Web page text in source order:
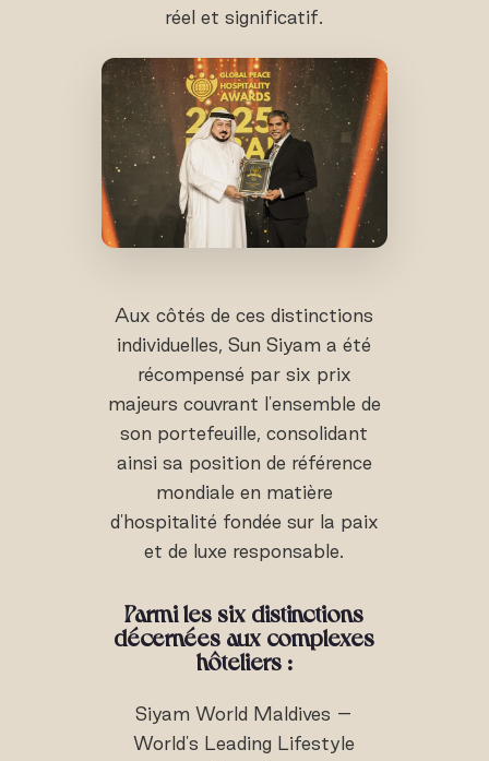
réel et significatif.
Aux côtés de ces distinctions
individuelles, Sun Siyam a été
récompensé par six prix
majeurs couvrant l'ensemble de
son portefeuille, consolidant
ainsi sa position de référence
mondiale en matière
d'hospitalité fondée sur la paix
et de luxe responsable.
Parmi les six distinctions
décernées aux complexes
hôteliers :
Siyam World Maldives –
World's Leading Lifestyle